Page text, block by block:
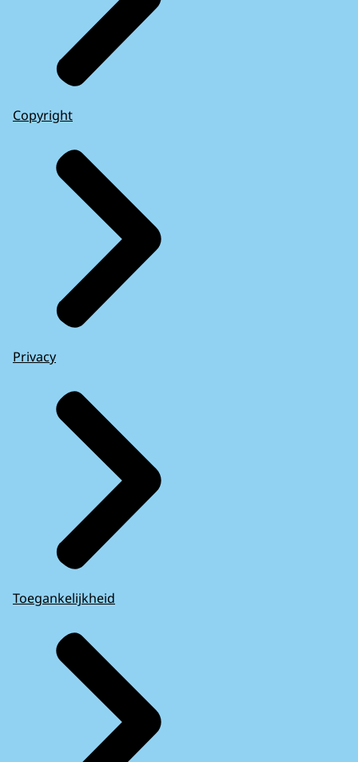
Copyright
Privacy
Toegankelijkheid